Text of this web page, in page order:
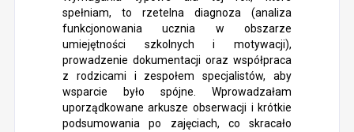
spełniam, to rzetelna diagnoza (analiza
funkcjonowania ucznia w obszarze
umiejętności szkolnych i motywacji),
prowadzenie dokumentacji oraz współpraca
z rodzicami i zespołem specjalistów, aby
wsparcie było spójne. Wprowadzałam
uporządkowane arkusze obserwacji i krótkie
podsumowania po zajęciach, co skracało